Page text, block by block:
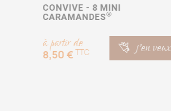
à partir de
8,50 €TTC
CONVIVE - 8 MINI
CARAMANDES®
j'en veux